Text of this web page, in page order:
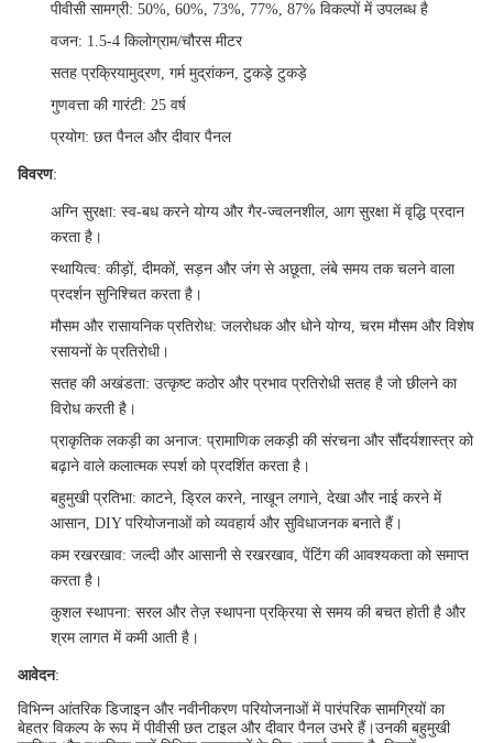
पीवीसी सामग्री: 50%, 60%, 73%, 77%, 87% विकल्पों में उपलब्ध है
वजन: 1.5-4 किलोग्राम/चौरस मीटर
सतह प्रक्रियामुद्रण, गर्म मुद्रांकन, टुकड़े टुकड़े
गुणवत्ता की गारंटी: 25 वर्ष
प्रयोग: छत पैनल और दीवार पैनल
विवरण:
अग्नि सुरक्षा: स्व-बध करने योग्य और गैर-ज्वलनशील, आग सुरक्षा में वृद्धि प्रदान
करता है।
स्थायित्व: कीड़ों, दीमकों, सड़न और जंग से अछूता, लंबे समय तक चलने वाला
प्रदर्शन सुनिश्चित करता है।
मौसम और रासायनिक प्रतिरोध: जलरोधक और धोने योग्य, चरम मौसम और विशेष
रसायनों के प्रतिरोधी।
सतह की अखंडता: उत्कृष्ट कठोर और प्रभाव प्रतिरोधी सतह है जो छीलने का
विरोध करती है।
प्राकृतिक लकड़ी का अनाज: प्रामाणिक लकड़ी की संरचना और सौंदर्यशास्त्र को
बढ़ाने वाले कलात्मक स्पर्श को प्रदर्शित करता है।
बहुमुखी प्रतिभा: काटने, ड्रिल करने, नाखून लगाने, देखा और नाई करने में
आसान, DIY परियोजनाओं को व्यवहार्य और सुविधाजनक बनाते हैं।
कम रखरखाव: जल्दी और आसानी से रखरखाव, पेंटिंग की आवश्यकता को समाप्त
करता है।
कुशल स्थापना: सरल और तेज़ स्थापना प्रक्रिया से समय की बचत होती है और
श्रम लागत में कमी आती है।
आवेदन:
विभिन्न आंतरिक डिजाइन और नवीनीकरण परियोजनाओं में पारंपरिक सामग्रियों का
बेहतर विकल्प के रूप में पीवीसी छत टाइल और दीवार पैनल उभरे हैं।उनकी बहुमुखी